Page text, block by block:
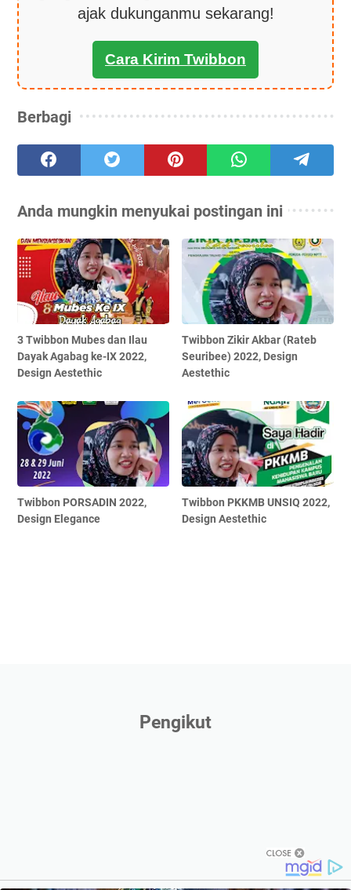
ajak dukunganmu sekarang!
Cara Kirim Twibbon
Berbagi
Anda mungkin menyukai postingan ini
3 Twibbon Mubes dan Ilau
Dayak Agabag ke-IX 2022,
Design Aestethic
Twibbon Zikir Akbar (Rateb
Seuribee) 2022, Design
Aestethic
Twibbon PORSADIN 2022,
Design Elegance
Twibbon PKKMB UNSIQ 2022,
Design Aestethic
Pengikut